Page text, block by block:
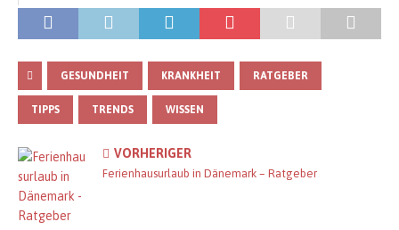
GESUNDHEIT KRANKHEIT RATGEBER
TIPPS TRENDS WISSEN
VORHERIGER
Ferienhausurlaub in Dänemark – Ratgeber